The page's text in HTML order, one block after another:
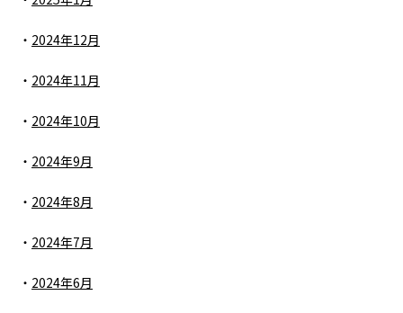
2024年12月
2024年11月
2024年10月
2024年9月
2024年8月
2024年7月
2024年6月